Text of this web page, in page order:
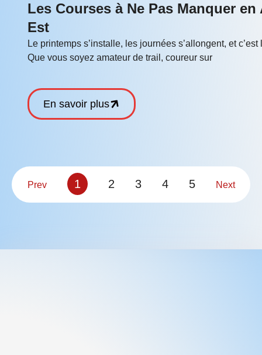
Les Courses à Ne Pas Manquer
Est
Le printemps s’installe, les journées s’allongent, et
Que vous soyez amateur de trail, coureur sur
En savoir plus
Prev 1 2 3 4 5 Next